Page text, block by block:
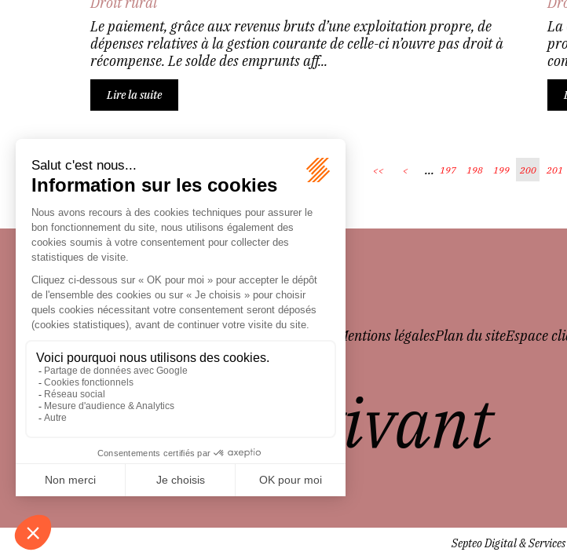
Le paiement, grâce aux revenus bruts d’une exploitation propre, de
dépenses relatives à la gestion courante de celle-ci n’ouvre pas droit à
récompense. Le solde des emprunts aff...
Lire la suite
La
<< < ... 197 198 199 200 201
Écosystème Mentions légalesPlan du siteEspace
le droit vivant
Septeo Digital &